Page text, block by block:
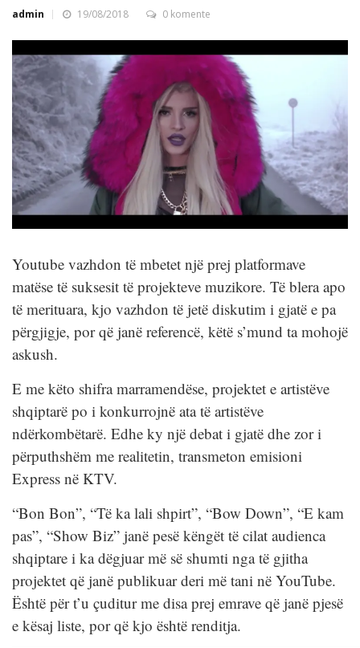
admin 19/08/2018 0 komente
Youtube vazhdon të mbetet një prej platformave
matëse të suksesit të projekteve muzikore. Të blera apo
të merituara, kjo vazhdon të jetë diskutim i gjatë e pa
përgjigje, por që janë referencë, këtë s’mund ta mohojë
askush.
E me këto shifra marramendëse, projektet e artistëve
shqiptarë po i konkurrojnë ata të artistëve
ndërkombëtarë. Edhe ky një debat i gjatë dhe zor i
përputhshëm me realitetin, transmeton emisioni
Express në KTV.
“Bon Bon”, “Të ka lali shpirt”, “Bow Down”, “E kam
pas”, “Show Biz” janë pesë këngët të cilat audienca
shqiptare i ka dëgjuar më së shumti nga të gjitha
projektet që janë publikuar deri më tani në YouTube.
Është për t’u çuditur me disa prej emrave që janë pjesë
e kësaj liste, por që kjo është renditja.